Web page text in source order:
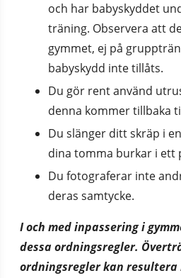
och har babyskyddet
träning. Observera att
gymmet, ej på
babyskydd inte tillåts.
Du gör rent använd
denna kommer tillbaka
Du slänger ditt skräp i
dina tomma burkar i ett
Du fotograferar inte
deras samtycke.
I och med inpassering i
dessa ordningsregler.
ordningsregler kan